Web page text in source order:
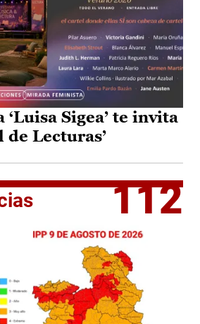
Sigea’ te invita
de Lecturas’
112